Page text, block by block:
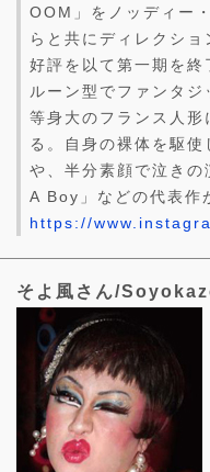
OOM」をノッディー
らと共にディレクショ
好評を以て第一期を
ルーン型でファンタ
等身大のフランス人形
る。自身の裸体を駆使
や、半分素顔で泣き
A Boy」などの代表作
https://
そよ風さん/